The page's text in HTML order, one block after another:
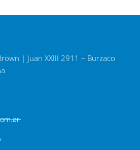
| Juan XXIII 2911 – Burzaco